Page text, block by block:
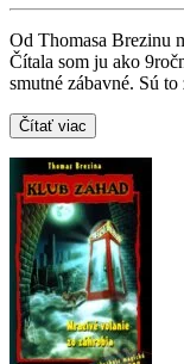
Od Thomasa Brezinu
Čítala som ju ako
smutné zábavné. Sú
Čítať viac